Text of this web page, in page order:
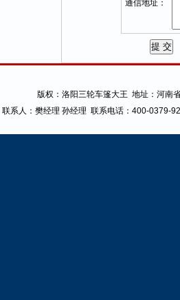
通信地址：
版权： 洛阳三轮车篷大王 地址：河南
联系人：樊经理 孙经理 联系电话：400-0379-